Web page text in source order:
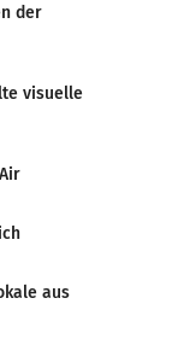
der
visuelle
aus